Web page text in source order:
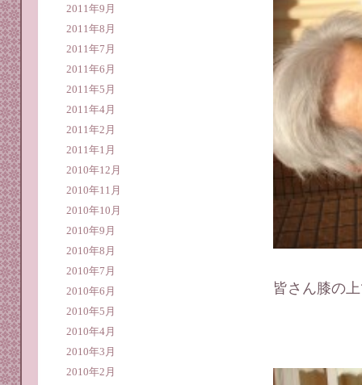
皆さん膝の
2011年9月
2011年8月
2011年7月
2011年6月
2011年5月
2011年4月
2011年2月
2011年1月
2010年12月
2010年11月
2010年10月
2010年9月
2010年8月
2010年7月
2010年6月
2010年5月
2010年4月
2010年3月
2010年2月